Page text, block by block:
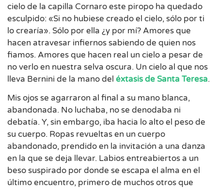
cielo de la capilla Cornaro este piropo ha quedado
esculpido: «Si no hubiese creado el cielo, sólo por ti
lo crearía». Sólo por ella ¿y por mí? Amores que
hacen atravesar infiernos sabiendo de quien nos
fiamos. Amores que hacen real un cielo a pesar de
no verlo en nuestra selva oscura. Un cielo al que nos
lleva Bernini de la mano del éxtasis de Santa Teresa.
Mis ojos se agarraron al final a su mano blanca,
abandonada. No luchaba, no se denodaba ni
debatía. Y, sin embargo, iba hacia lo alto el peso de
su cuerpo. Ropas revueltas en un cuerpo
abandonado, prendido en la invitación a una danza
en la que se deja llevar. Labios entreabiertos a un
beso suspirado por donde se escapa el alma en el
último encuentro, primero de muchos otros que